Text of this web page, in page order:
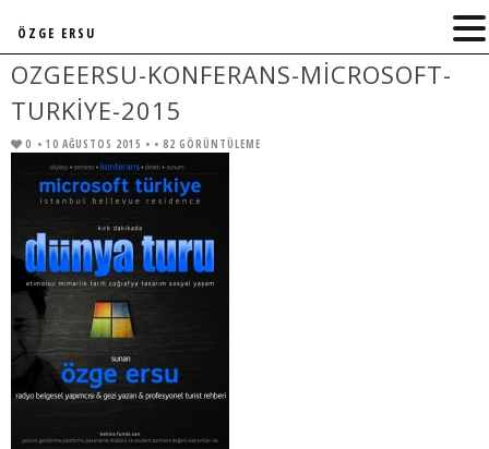
OZGEERSU-KONFERANS-MICROSOFT-
TURKIYE-2015
0 • 10 AĞUSTOS 2015 • • 82 GÖRÜNTÜLEME
ÖZGE ERSU